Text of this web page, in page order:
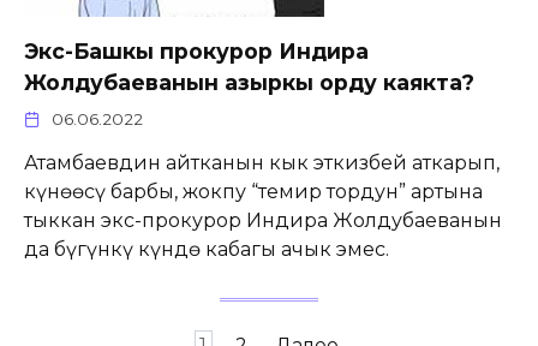
Экс-Башкы прокурор Индира
Жолдубаеванын азыркы орду каякта?
06.06.2022
Атамбаевдин айтканын кыңк эткизбей аткарып,
күнөөсү барбы, жокпу “темир тордун” артына
тыккан экс-прокурор Индира Жолдубаеванын
да бүгүнкү күндө кабагы ачык эмес.